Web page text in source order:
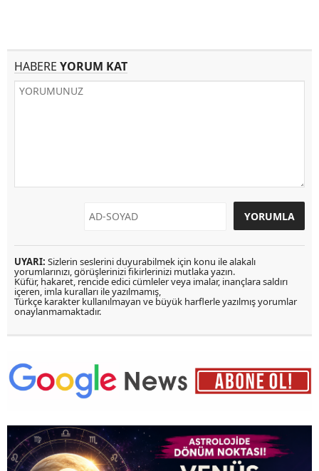
HABERE YORUM KAT
UYARI: Sizlerin seslerini duyurabilmek için konu ile alakalı
yorumlarınızı, görüşlerinizi fikirlerinizi mutlaka yazın.
Küfür, hakaret, rencide edici cümleler veya imalar, inançlara saldırı
içeren, imla kuralları ile yazılmamış,
Türkçe karakter kullanılmayan ve büyük harflerle yazılmış yorumlar
onaylanmamaktadır.